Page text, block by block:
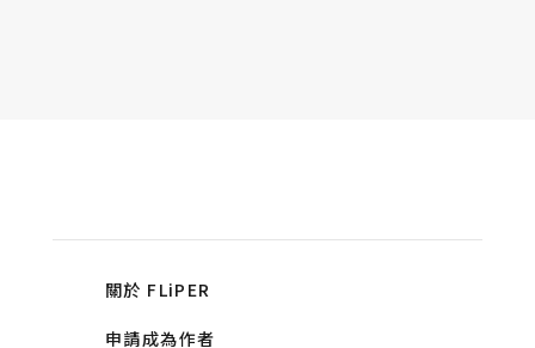
關於 FLiPER
申請成為作者